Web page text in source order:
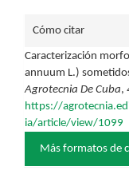
Detalles
del
artículo
Cómo citar
Caracterización
annuum L.)
Agrotecnia De Cuba,
https://
ia/article/view/1099
Más formatos de